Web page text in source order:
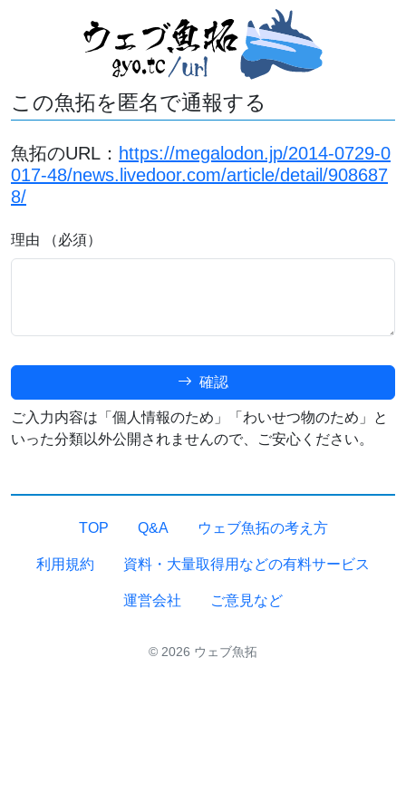
この魚拓を匿名で通報する
魚拓のURL： https://megalodon.jp/2014-0729-0
017-48/news.livedoor.com/article/detail/908687
8/
理由 （必須）
確認
ご入力内容は「個人情報のため」「わいせつ物のため」と
いった分類以外公開されませんので、ご安心ください。
TOP Q&A ウェブ魚拓の考え方
利用規約 資料・大量取得用などの有料サービス
運営会社 ご意見など
© 2026 ウェブ魚拓